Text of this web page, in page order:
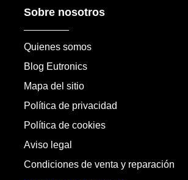
Sobre nosotros
Quienes somos
Blog Eutronics
Mapa del sitio
Política de privacidad
Política de cookies
Aviso legal
Condiciones de venta y reparación